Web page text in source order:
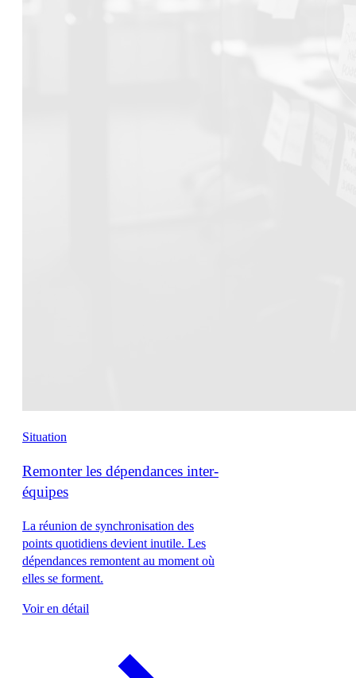
Situation
Remonter les dépendances inter-
équipes
La réunion de synchronisation des
points quotidiens devient inutile. Les
dépendances remontent au moment où
elles se forment.
Voir en détail